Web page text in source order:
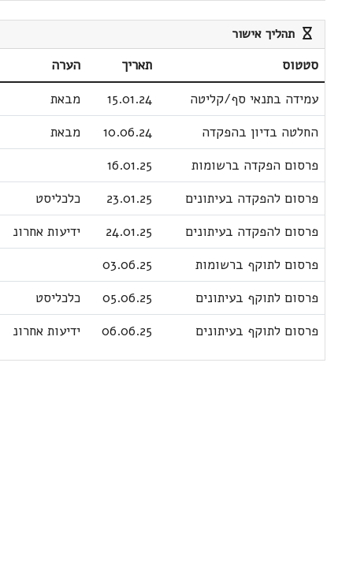
תהליך אישור
סטטוס תאריך
הערה
עמידה בתנאי סף/קליטה
15.01.24
מבאת
החלטה בדיון בהפקדה
10.06.24
מבאת
פרסום הפקדה ברשומות
16.01.25
פרסום להפקדה בעיתונים
23.01.25
כלכליסט
פרסום להפקדה בעיתונים
24.01.25
ידיעות אחרונ
פרסום לתוקף ברשומות
03.06.25
פרסום לתוקף בעיתונים
05.06.25
כלכליסט
פרסום לתוקף בעיתונים
06.06.25 ידיעות אחרונ